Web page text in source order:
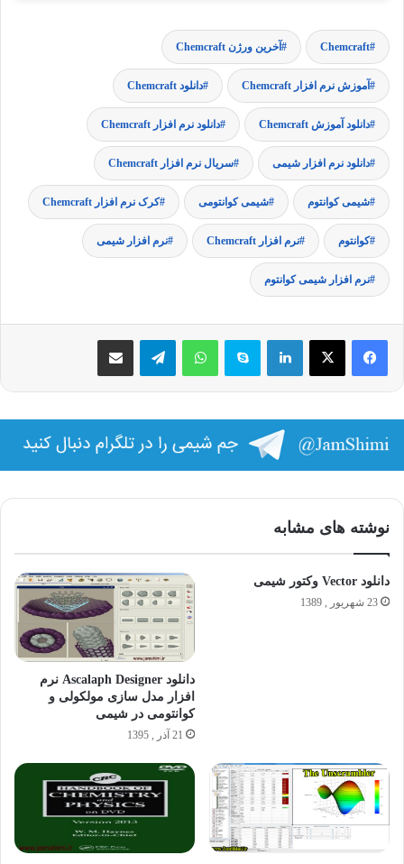
Chemcraft آخرین ورژن Chemcraft
آموزش نرم افزار Chemcraft دانلود Chemcraft
دانلود آموزش Chemcraft دانلود نرم افزار Chemcraft
دانلود نرم افزار شیمی سریال نرم افزار Chemcraft
شیمی کوانتوم شیمی کوانتومی کرک نرم افزار Chemcraft
کوانتوم نرم افزار Chemcraft نرم افزار شیمی
نرم افزار شیمی کوانتوم
فیس بوک X لینکدین اسکایپ واتس آپ تلگرام اشتراک گذاری از طریق ایمیل
نوشته های مشابه
دانلود Vector وکتور شيمی
23 شهریور , 1389
دانلود Ascalaph Designer نرم
افزار مدل سازی مولکولی و
کوانتومی در شیمی
21 آذر , 1395